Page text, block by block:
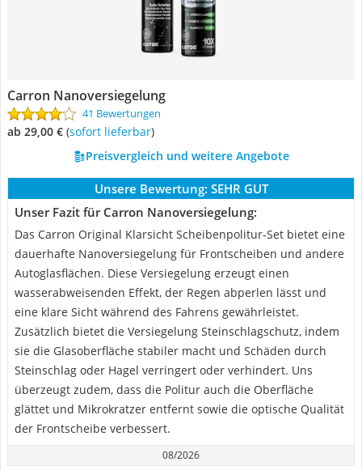
Carron Nanoversiegelung
41 Bewertungen
ab 29,00 € ( Sofort lieferbar)
Preisvergleich und weitere Angebote
Unsere Bewertung: SEHR GUT
Unser Fazit für Carron Nanoversiegelung:
Das Carron Original Klarsicht Scheibenpolitur-Set bietet eine
dauerhafte Nanoversiegelung für Frontscheiben und andere
Autoglasflächen. Diese Versiegelung erzeugt einen
wasserabweisenden Effekt, der Regen abperlen lässt und
eine klare Sicht während des Fahrens gewährleistet.
Zusätzlich bietet die Versiegelung Steinschlagschutz, indem
sie die Glasoberfläche stabiler macht und Schäden durch
Steinschlag oder Hagel verringert oder verhindert. Uns
überzeugt zudem, dass die Politur auch die Oberfläche
glättet und Mikrokratzer entfernt sowie die optische Qualität
der Frontscheibe verbessert.
08/2026